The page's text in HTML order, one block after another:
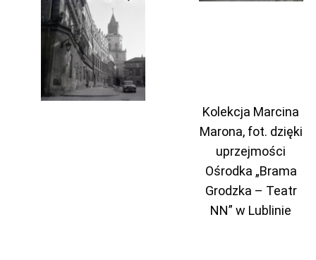
Kolekcja Marcina
Marona, fot. dzięki
uprzejmości
Ośrodka „Brama
Grodzka – Teatr
NN” w Lublinie